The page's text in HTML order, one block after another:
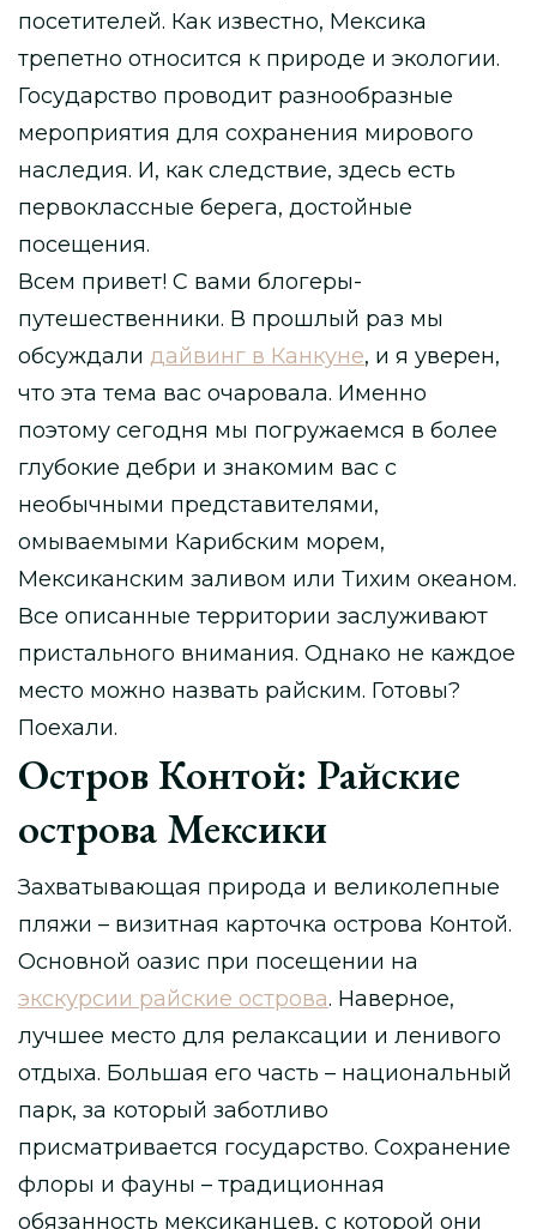
посетителей. Как известно, Мексика
трепетно относится к природе и экологии.
Государство проводит разнообразные
мероприятия для сохранения мирового
наследия. И, как следствие, здесь есть
первоклассные берега, достойные
посещения.
Всем привет! С вами блогеры-
путешественники. В прошлый раз мы
обсуждали дайвинг в Канкуне, и я уверен,
что эта тема вас очаровала. Именно
поэтому сегодня мы погружаемся в более
глубокие дебри и знакомим вас с
необычными представителями,
омываемыми Карибским морем,
Мексиканским заливом или Тихим океаном.
Все описанные территории заслуживают
пристального внимания. Однако не каждое
место можно назвать райским. Готовы?
Поехали.
Остров Контой: Райские
острова Мексики
Захватывающая природа и великолепные
пляжи – визитная карточка острова Контой.
Основной оазис при посещении на
экскурсии райские острова. Наверное,
лучшее место для релаксации и ленивого
отдыха. Большая его часть – национальный
парк, за который заботливо
присматривается государство. Сохранение
флоры и фауны – традиционная
обязанность мексиканцев, с которой они